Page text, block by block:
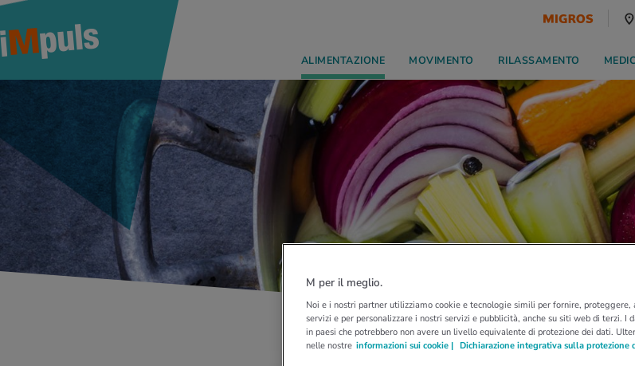
ALIMENTAZIONE MOVIMENTO RILASSAMENTO
M per il meglio.
Noi e i nostri partner utilizziamo cookie e tecnologie simili per fornire,
servizi e per personalizzare i nostri servizi e pubblicità, anche su siti web di terzi. I
in paesi che potrebbero non avere un livello equivalente di protezione dei dati.
nelle nostre informazioni sui cookie | Dichiarazione integrativa sulla protezione